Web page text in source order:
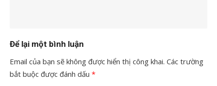
Để lại một bình luận
Email của bạn sẽ không được hiển thị công khai. Các trường
bắt buộc được đánh dấu *